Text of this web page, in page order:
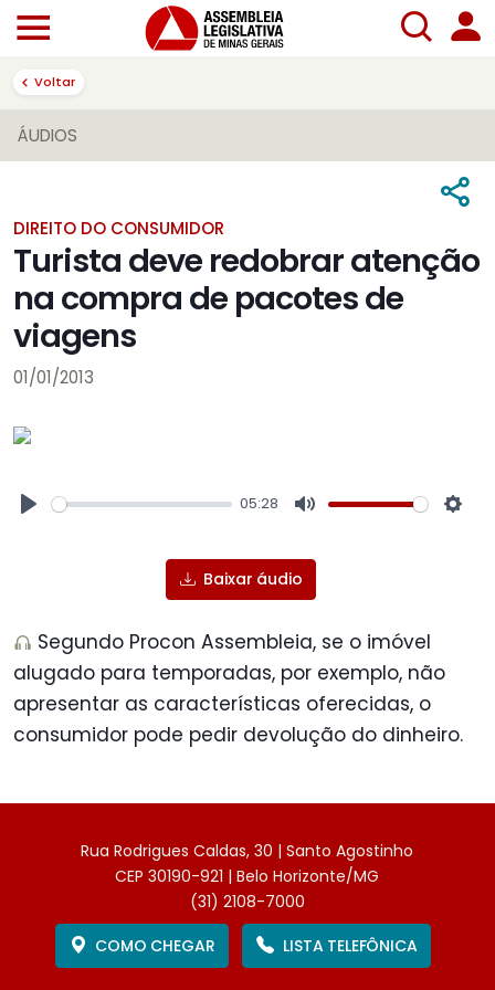
Voltar
ÁUDIOS
DIREITO DO CONSUMIDOR
Turista deve redobrar atenção
na compra de pacotes de
viagens
01/01/2013
05:28
Baixar áudio
Segundo Procon Assembleia, se o imóvel
alugado para temporadas, por exemplo, não
apresentar as características oferecidas, o
consumidor pode pedir devolução do dinheiro.
Rua Rodrigues Caldas, 30 | Santo Agostinho
CEP 30190-921 | Belo Horizonte/MG
(31) 2108-7000
COMO CHEGAR
LISTA TELEFÔNICA